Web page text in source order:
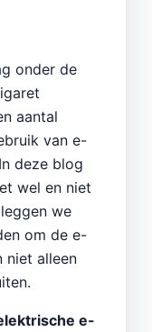
onder de
aantal
van e-
deze blog
wel en niet
we
om de e-
niet alleen
e-